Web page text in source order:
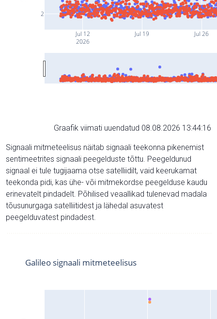
Jul 12
2026
Jul 19 Jul 26
2
Graafik viimati uuendatud 08.08.2026 13:44:16
Signaali mitmeteelisus näitab signaali teekonna pikenemist
sentimeetrites signaali peegelduste tõttu. Peegeldunud
signaal ei tule tugijaama otse satelliidilt, vaid keerukamat
teekonda pidi, kas ühe- või mitmekordse peegelduse kaudu
erinevatelt pindadelt. Põhilised veaallikad tulenevad madala
tõusunurgaga satelliitidest ja lähedal asuvatest
peegelduvatest pindadest.
Galileo signaali mitmeteelisus